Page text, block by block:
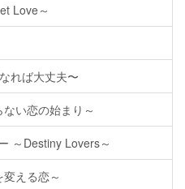
Love～
れば大丈夫〜
い恋の始まり～
～Destiny Lovers～
える恋～